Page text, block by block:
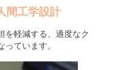
間工学設計
を軽減する、適度なク
ています。